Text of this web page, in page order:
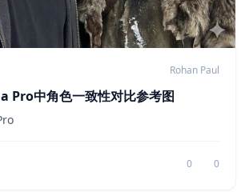
Rohan Paul
Pro中角色一致性对比参考图
0 0